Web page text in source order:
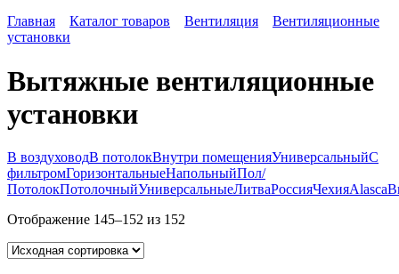
Главная
Каталог товаров Вентиляция
Вентиляционные
установки
Вытяжные вентиляционные
установки
В воздуховодВ потолокВнутри помещенияУниверсальныйС
фильтромГоризонтальныеНапольныйПол/
ПотолокПотолочныйУниверсальныеЛитваРоссияЧехияAlasca
Отображение 145–152 из 152